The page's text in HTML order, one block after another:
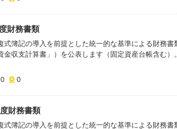
財務書類
式簿記の導入を前提とした統一的な基準による財務
金収支計算書」）を公表します（固定資産台帳含む）。
0
財務書類
式簿記の導入を前提とした統一的な基準による財務